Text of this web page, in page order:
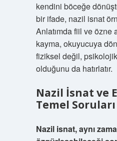
kendini böceğe
bir ifade, nazil isnat
Anlatımda fiil ve özne
kayma, okuyucuya
fiziksel değil,
olduğunu da hatırlatır.
Nazil İsnat ve
Temel Soruları
Nazil isnat, aynı